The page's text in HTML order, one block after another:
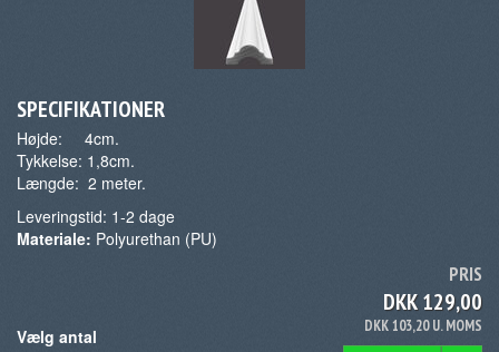
SPECIFIKATIONER
Højde: 4cm.
Tykkelse: 1,8cm.
Længde: 2 meter.
Leveringstid: 1-2 dage
Materiale: Polyurethan (PU)
Vælg antal
PRIS
DKK 129,00
DKK 103,20 U. MOMS